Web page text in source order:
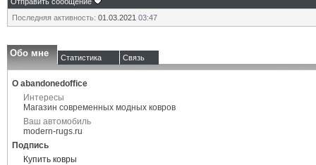
Последняя активность: 01.03.2021 03:47
Обо мне Статистика Связь
О abandonedoffice
Интересы
Магазин современных модных ковров
Ваш автомобиль
modern-rugs.ru
Подпись
Купить ковры